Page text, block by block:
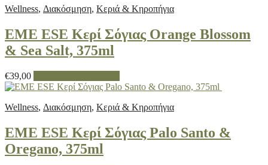
Wellness, Διακόσμηση, Κεριά & Κηροπήγια
EME ESE Κερί Σόγιας Orange Blossom
& Sea Salt, 375ml
€39,00
Wellness, Διακόσμηση, Κεριά & Κηροπήγια
EME ESE Κερί Σόγιας Palo Santo &
Oregano, 375ml